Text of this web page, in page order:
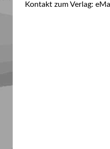
Kontakt zum Verlag: